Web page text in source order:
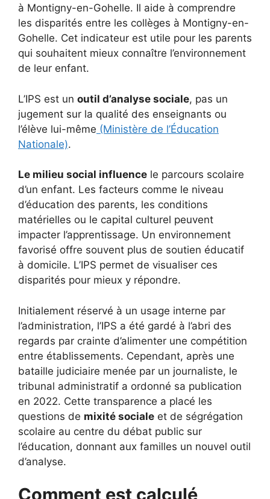
à Montigny-en-Gohelle. Il aide à comprendre
les disparités entre les collèges à Montigny-en-
Gohelle. Cet indicateur est utile pour les parents
qui souhaitent mieux connaître l’environnement
de leur enfant.
L’IPS est un outil d’analyse sociale, pas un
jugement sur la qualité des enseignants ou
l’élève lui-même (Ministère de l’Éducation
Nationale).
Le milieu social influence le parcours scolaire
d’un enfant. Les facteurs comme le niveau
d’éducation des parents, les conditions
matérielles ou le capital culturel peuvent
impacter l’apprentissage. Un environnement
favorisé offre souvent plus de soutien éducatif
à domicile. L’IPS permet de visualiser ces
disparités pour mieux y répondre.
Initialement réservé à un usage interne par
l’administration, l’IPS a été gardé à l’abri des
regards par crainte d’alimenter une compétition
entre établissements. Cependant, après une
bataille judiciaire menée par un journaliste, le
tribunal administratif a ordonné sa publication
en 2022. Cette transparence a placé les
questions de mixité sociale et de ségrégation
scolaire au centre du débat public sur
l’éducation, donnant aux familles un nouvel outil
d’analyse.
Comment est calculé